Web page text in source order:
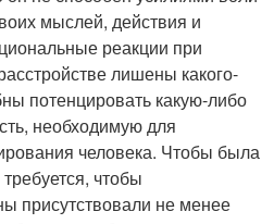
мыслей, действия и
реакции при
лишены какого-
потенцировать какую-либо
необходимую для
человека. Чтобы была
чтобы
присутствовали не менее